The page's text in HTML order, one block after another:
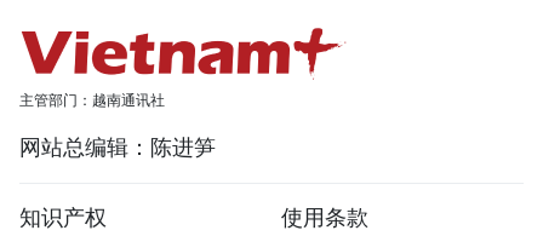
主管部门：越南通讯社
网站总编辑：陈进笋
知识产权 使用条款